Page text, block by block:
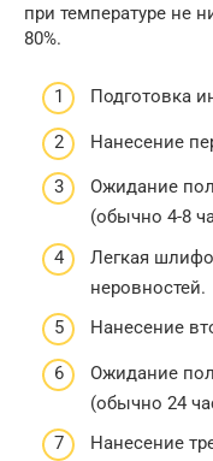
при температуре не
80%.
Подготовка
Нанесение
Ожидание
(обычно 4-8
Легкая
неровностей.
Нанесение
Ожидание
(обычно 24
Нанесение